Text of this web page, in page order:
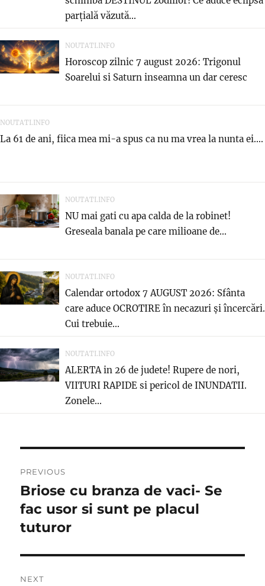
parțială văzută...
NOUTATI.INFO
Horoscop zilnic 7 august 2026: Trigonul
Soarelui si Saturn inseamna un dar ceresc
NOUTATI.INFO
La 61 de ani, fiica mea mi-a spus ca nu ma vrea la nunta ei....
NOUTATI.INFO
NU mai gati cu apa calda de la robinet!
Greseala banala pe care milioane de...
NOUTATI.INFO
Calendar ortodox 7 AUGUST 2026: Sfânta
care aduce OCROTIRE în necazuri și încercări.
Cui trebuie...
NOUTATI.INFO
ALERTA in 26 de judete! Rupere de nori,
VIITURI RAPIDE si pericol de INUNDATII.
Zonele...
navigation
PREVIOUS
Previous
post:
Briose cu branza de vaci- Se
fac usor si sunt pe placul
tuturor
NEXT